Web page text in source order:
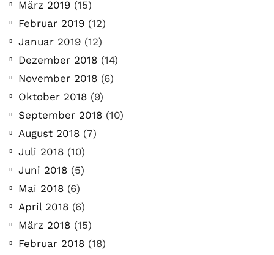
März 2019 (15)
Februar 2019 (12)
Januar 2019 (12)
Dezember 2018 (14)
November 2018 (6)
Oktober 2018 (9)
September 2018 (10)
August 2018 (7)
Juli 2018 (10)
Juni 2018 (5)
Mai 2018 (6)
April 2018 (6)
März 2018 (15)
Februar 2018 (18)